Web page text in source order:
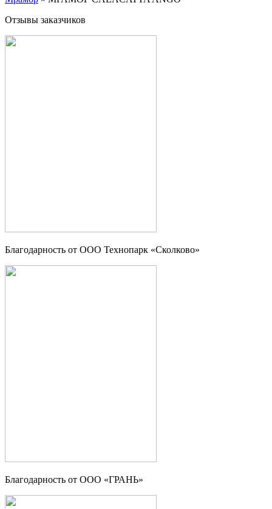
Отзывы заказчиков
Благодарность от OOO Технопарк «Сколково»
Благодарность от OOO «ГРАНЬ»